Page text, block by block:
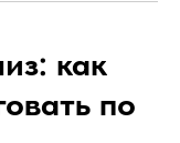
как
по